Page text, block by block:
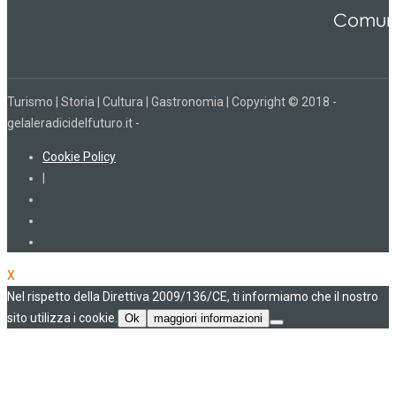
Turismo | Storia | Cultura | Gastronomia | Copyright © 2018 -
gelaleradicidelfuturo.it -
Cookie Policy
X
Nel rispetto della Direttiva 2009/136/CE, ti informiamo che il nostro
sito utilizza i cookie.
Ok maggiori informazioni